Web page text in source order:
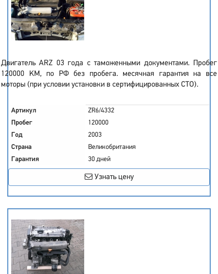
Двигатель ARZ 03 года с таможенными документами. Пробег
120000 KM, по РФ без пробега. месячная гарантия на все
моторы (при условии установки в сертифицированных СТО).
Артикул
ZR6/4332
Пробег
120000
Год
2003
Страна
Великобритания
Гарантия
30 дней
Узнать цену